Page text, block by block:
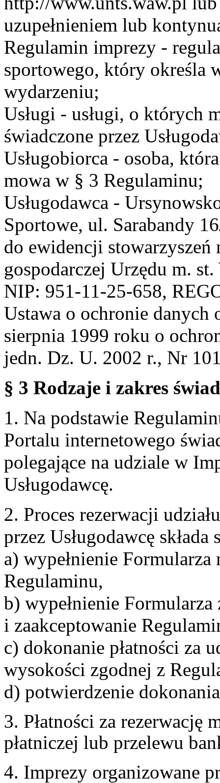
uzupełnieniem lub
Regulamin imprezy -
sportowego, który określa
wydarzeniu;
Usługi - usługi, o których
świadczone przez
Usługobiorca - osoba,
mowa w § 3 Regulaminu;
Usługodawca -
Sportowe, ul. Sarabandy
do ewidencji stowarzyszeń
gospodarczej Urzędu m.
NIP: 951-11-25-658,
Ustawa o ochronie danych
sierpnia 1999 roku o
jedn. Dz. U. 2002 r., Nr
§ 3 Rodzaje i zakres
1. Na podstawie
Portalu internetowego
polegające na udziale w
Usługodawcę.
2. Proces rezerwacji
przez Usługodawcę
a) wypełnienie
Regulaminu,
b) wypełnienie Formularza
i zaakceptowanie
c) dokonanie płatności za
wysokości zgodnej z
d) potwierdzenie
3. Płatności za rezerwację
płatniczej lub przelewu
4. Imprezy organizowane